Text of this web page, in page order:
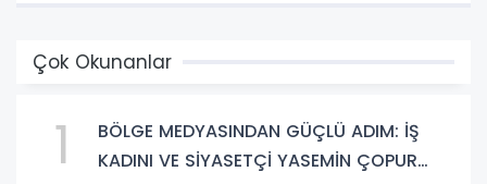
Çok Okunanlar
1
BÖLGE MEDYASINDAN GÜÇLÜ ADIM: İŞ
KADINI VE SİYASETÇİ YASEMİN ÇOPUR